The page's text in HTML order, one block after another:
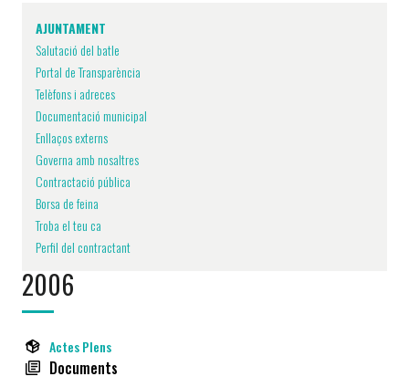
AJUNTAMENT
Salutació del batle
Portal de Transparència
Telèfons i adreces
Documentació municipal
Enllaços externs
Governa amb nosaltres
Contractació pública
Borsa de feina
Troba el teu ca
Perfil del contractant
2006
Actes Plens
Documents